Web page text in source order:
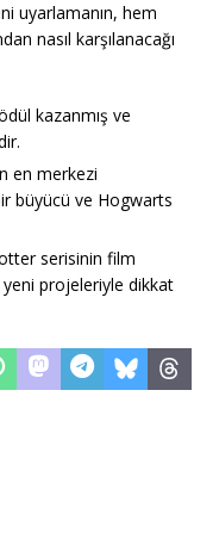
uyarlamanın, hem
nasıl karşılanacağı
kazanmış ve
en merkezi
büyücü ve Hogwarts
serisinin film
yeni projeleriyle dikkat